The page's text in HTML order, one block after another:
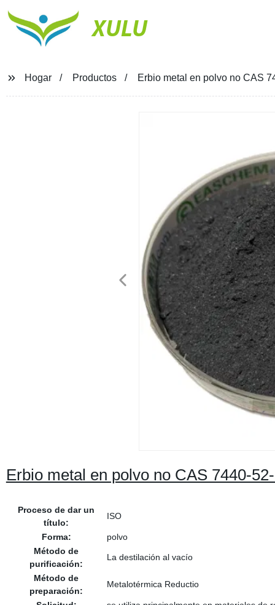
XULU
Hogar Productos Erbio metal en polvo no CAS
Erbio metal en polvo no CAS 7440-
Proceso de dar un
título:
ISO
Forma:
polvo
Método de
purificación:
La destilación al vacío
Método de
preparación:
Metalotérmica Reductio